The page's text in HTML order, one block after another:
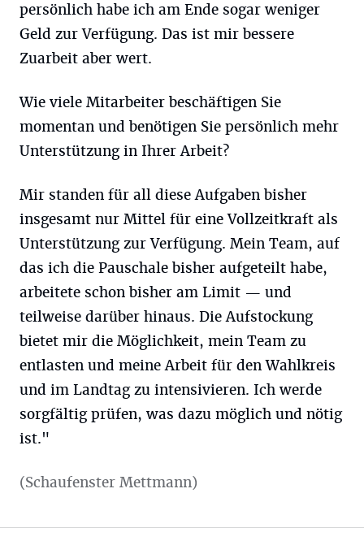
persönlich habe ich am Ende sogar weniger
Geld zur Verfügung. Das ist mir bessere
Zuarbeit aber wert.
Wie viele Mitarbeiter beschäftigen Sie
momentan und benötigen Sie persönlich mehr
Unterstützung in Ihrer Arbeit?
Mir standen für all diese Aufgaben bisher
insgesamt nur Mittel für eine Vollzeitkraft als
Unterstützung zur Verfügung. Mein Team, auf
das ich die Pauschale bisher aufgeteilt habe,
arbeitete schon bisher am Limit — und
teilweise darüber hinaus. Die Aufstockung
bietet mir die Möglichkeit, mein Team zu
entlasten und meine Arbeit für den Wahlkreis
und im Landtag zu intensivieren. Ich werde
sorgfältig prüfen, was dazu möglich und nötig
ist."
(Schaufenster Mettmann)